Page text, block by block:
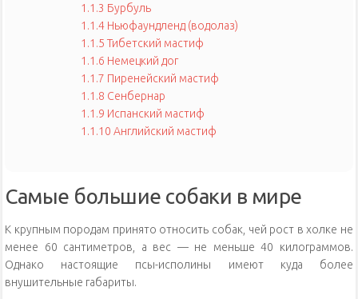
1.1.3 Бурбуль
1.1.4 Ньюфаундленд (водолаз)
1.1.5 Тибетский мастиф
1.1.6 Немецкий дог
1.1.7 Пиренейский мастиф
1.1.8 Сенбернар
1.1.9 Испанский мастиф
1.1.10 Английский мастиф
Самые большие собаки в мире
К крупным породам принято относить собак, чей рост в холке не
менее 60 сантиметров, а вес — не меньше 40 килограммов.
Однако настоящие псы-исполины имеют куда более
внушительные габариты.